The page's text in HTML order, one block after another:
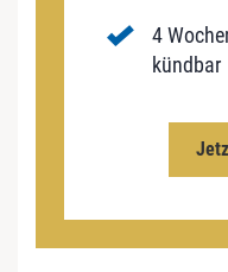
4
kündbar